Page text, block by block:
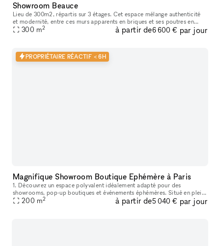
Showroom Beauce
Lieu de 300m2, répartis sur 3 étages. Cet espace mélange authenticité
et modernité, entre ces murs apparents en briques et ses poutres en
métal visibles. Une grande verrière est présente et permettan
300 m2 à partir de6 600 € par jour
PROPRIÉTAIRE RÉACTIF < 6H
Magnifique Showroom Boutique Ephémère à Paris
1. Découvrez un espace polyvalent idéalement adapté pour des
showrooms, pop-up boutiques et événements éphémères. Situé en plein
cœur de Paris, sur le boulevard Saint-Germain, à proximité de la Place
200 m2 à partir de5 040 € par jour